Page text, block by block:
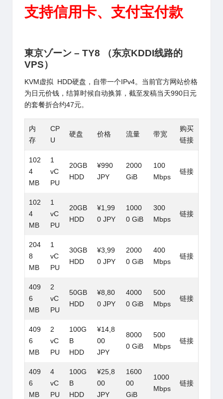
支持信用卡、支付宝付款
東京ゾーン – TY8 （东京KDDI线路的
VPS）
KVM虚拟 HDD硬盘，自带一个IPv4。当前官方网站价格
为日元价钱，结算时候自动换算，截至发稿当天990日元
的套餐折合约47元。
内
存
CP
U
硬盘 价格 流量 带宽
购买
链接
102
4
MB
1
vC
PU
20GB
HDD
¥990
JPY
2000
GiB
100
Mbps
链接
102
4
MB
1
vC
PU
20GB
HDD
¥1,99
0 JPY
1000
0 GiB
300
Mbps
链接
204
8
MB
1
vC
PU
30GB
HDD
¥3,99
0 JPY
2000
0 GiB
400
Mbps
链接
409
6
MB
2
vC
PU
50GB
HDD
¥8,80
0 JPY
4000
0 GiB
500
Mbps
链接
409
6
MB
2
vC
PU
100G
B
HDD
¥14,8
00
JPY
8000
0 GiB
500
Mbps
链接
409
6
MB
4
vC
PU
100G
B
HDD
¥25,8
00
JPY
1600
00
GiB
1000
Mbps
链接